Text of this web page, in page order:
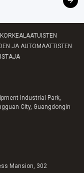
JA AUTOMAATTISTEN
Industrial Park,
City, Guangdongin
Mansion, 302